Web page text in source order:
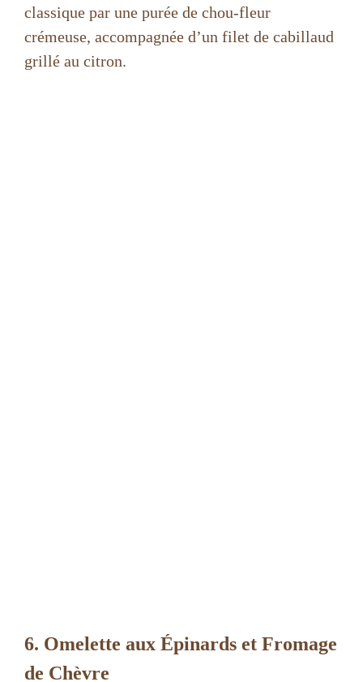
classique par une purée de chou-fleur
crémeuse, accompagnée d’un filet de cabillaud
grillé au citron.
6. Omelette aux Épinards et Fromage
de Chèvre